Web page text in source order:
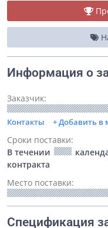
Информация о
Заказчик:
Контакты + Добавить в
Сроки поставки:
В течении
контракта
Место поставки:
Спецификация